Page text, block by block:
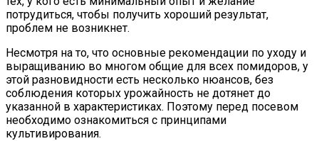
потрудиться, чтобы получить хороший результат,
проблем не возникнет.
Несмотря на то, что основные рекомендации по уходу и
выращиванию во многом общие для всех помидоров, у
этой разновидности есть несколько нюансов, без
соблюдения которых урожайность не дотянет до
указанной в характеристиках. Поэтому перед посевом
необходимо ознакомиться с принципами
культивирования.